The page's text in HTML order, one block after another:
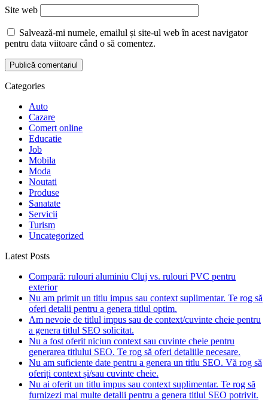
Site web
Salvează-mi numele, emailul și site-ul web în acest navigator
pentru data viitoare când o să comentez.
Categories
Auto
Cazare
Comert online
Educatie
Job
Mobila
Moda
Noutati
Produse
Sanatate
Servicii
Turism
Uncategorized
Latest Posts
Compară: rulouri aluminiu Cluj vs. rulouri PVC pentru
exterior
Nu am primit un titlu impus sau context suplimentar. Te rog să
oferi detalii pentru a genera titlul optim.
Am nevoie de titlul impus sau de context/cuvinte cheie pentru
a genera titlul SEO solicitat.
Nu a fost oferit niciun context sau cuvinte cheie pentru
generarea titlului SEO. Te rog să oferi detaliile necesare.
Nu am suficiente date pentru a genera un titlu SEO. Vă rog să
oferiți context și/sau cuvinte cheie.
Nu ai oferit un titlu impus sau context suplimentar. Te rog să
furnizezi mai multe detalii pentru a genera titlul SEO potrivit.